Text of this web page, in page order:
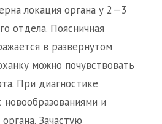
локация органа у 2—3
отдела. Поясничная
в развернутом
можно почувствовать
При диагностике
и
Зачастую